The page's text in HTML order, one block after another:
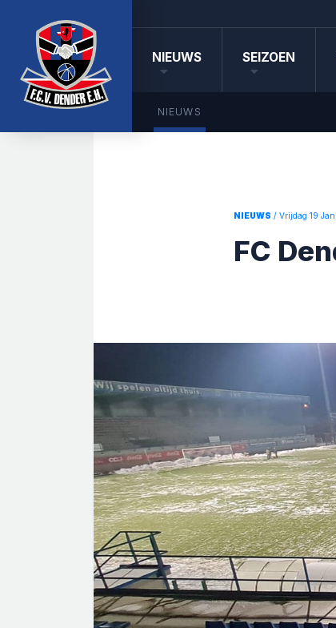
NIEUWS
NIEUWS
SEIZOEN
NIEUWS / Vrijdag 19
FC